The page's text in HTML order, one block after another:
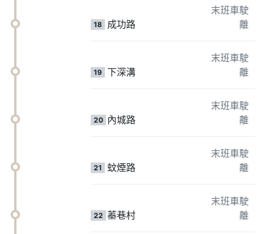
18 成功路
末班車駛
離
19 下深溝
末班車駛
離
20 內城路
末班車駛
離
21 蚊煙路
末班車駛
離
22 蓁巷村
末班車駛
離